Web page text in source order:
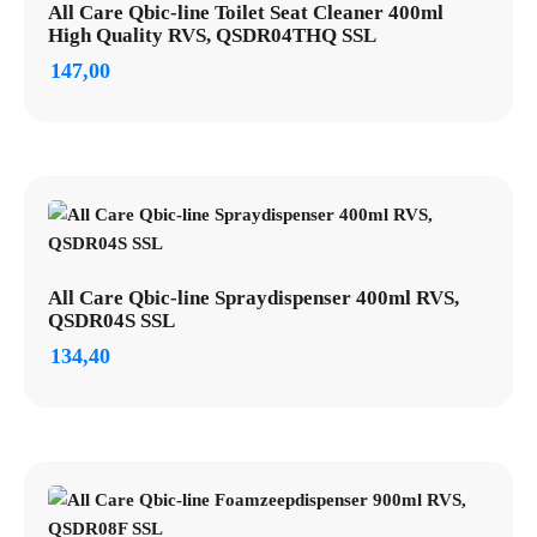
All Care Qbic-line Toilet Seat Cleaner 400ml
High Quality RVS, QSDR04THQ SSL
147,00
All Care Qbic-line Spraydispenser 400ml RVS,
QSDR04S SSL
134,40